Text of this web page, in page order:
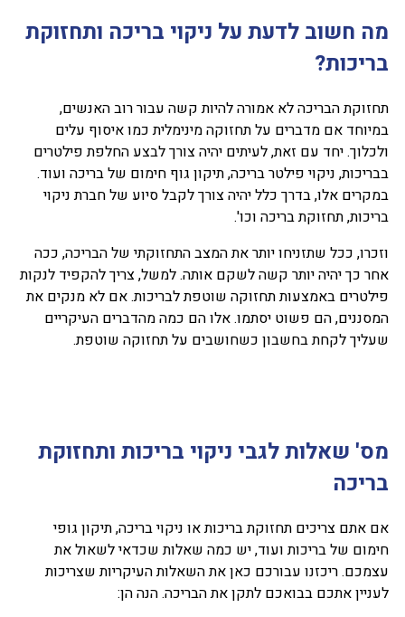
מה חשוב לדעת על ניקוי בריכה ותחזוקת
בריכות?
תחזוקת הבריכה לא אמורה להיות קשה עבור רוב האנשים,
במיוחד אם מדברים על תחזוקה מינימלית כמו איסוף עלים
ולכלוך. יחד עם זאת, לעיתים יהיה צורך לבצע החלפת פילטרים
בבריכות, ניקוי פילטר בריכה, תיקון גוף חימום של בריכה ועוד.
במקרים אלו, בדרך כלל יהיה צורך לקבל סיוע של חברת ניקוי
בריכות, תחזוקת בריכה וכו'.
וזכרו, ככל שתזניחו יותר את המצב התחזוקתי של הבריכה, ככה
אחר כך יהיה יותר קשה לשקם אותה. למשל, צריך להקפיד לנקות
פילטרים באמצעות תחזוקה שוטפת לבריכות. אם לא מנקים את
המסננים, הם פשוט יסתמו. אלו הם כמה מהדברים העיקריים
שעליך לקחת בחשבון כשחושבים על תחזוקה שוטפת.
מס' שאלות לגבי ניקוי בריכות ותחזוקת
בריכה
אם אתם צריכים תחזוקת בריכות או ניקוי בריכה, תיקון גופי
חימום של בריכות ועוד, יש כמה שאלות שכדאי לשאול את
עצמכם. ריכזנו עבורכם כאן את השאלות העיקריות שצריכות
לעניין אתכם בבואכם לתקן את הבריכה. הנה הן: